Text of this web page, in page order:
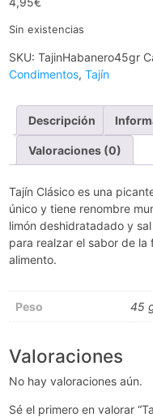
Sin existencias
SKU: TajinHabanero45gr
Condimentos, Tajín
Descripción
Valoraciones (0)
Tajín Clásico es una
único y tiene renombre
limón deshidratadado y
para realzar el sabor de
alimento.
Peso 45
Valoraciones
No hay valoraciones aún.
Sé el primero en valorar